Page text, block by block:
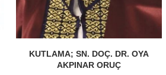
KUTLAMA; SN. DOÇ. DR. OYA
AKPINAR ORUÇ